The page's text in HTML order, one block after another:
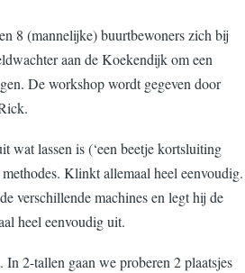
8 (mannelijke) buurtbewoners zich bij
aan de Koekendijk om een
De workshop wordt gegeven door
wat lassen is (‘een beetje kortsluiting
Klinkt allemaal heel eenvoudig.
verschillende machines en legt hij de
heel eenvoudig uit.
2-tallen gaan we proberen 2 plaatsjes